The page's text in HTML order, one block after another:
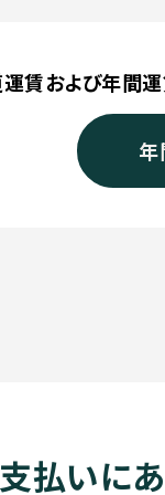
賃および年間
年
払いに